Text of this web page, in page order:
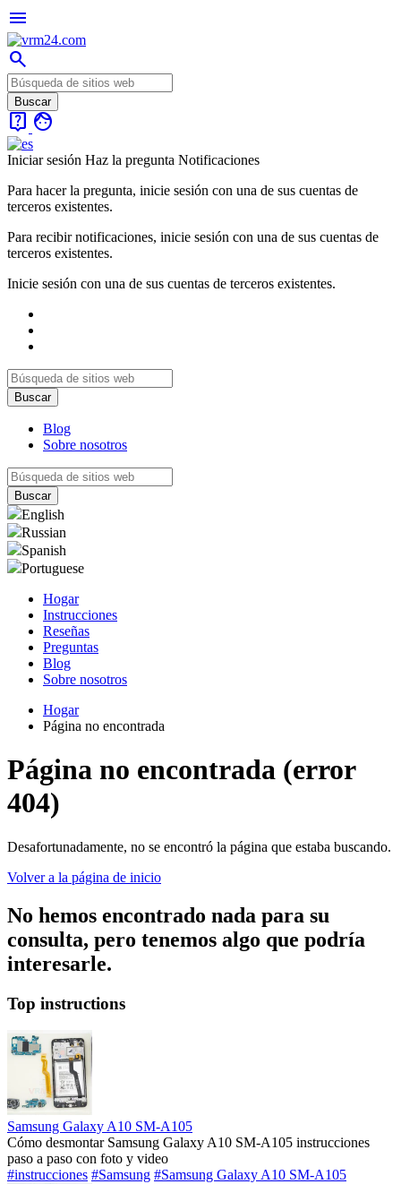
menu
search
live_help face
Iniciar sesión Haz la pregunta Notificaciones
Para hacer la pregunta, inicie sesión con una de sus cuentas de
terceros existentes.
Para recibir notificaciones, inicie sesión con una de sus cuentas de
terceros existentes.
Inicie sesión con una de sus cuentas de terceros existentes.
Blog
Sobre nosotros
English
Russian
Spanish
Portuguese
Hogar
Instrucciones
Reseñas
Preguntas
Blog
Sobre nosotros
Hogar
Página no encontrada
Página no encontrada (error
404)
Desafortunadamente, no se encontró la página que estaba buscando.
Volver a la página de inicio
No hemos encontrado nada para su
consulta, pero tenemos algo que podría
interesarle.
Top instructions
Samsung Galaxy A10 SM-A105
Cómo desmontar Samsung Galaxy A10 SM-A105 instrucciones
paso a paso con foto y video
#instrucciones #Samsung #Samsung Galaxy A10 SM-A105